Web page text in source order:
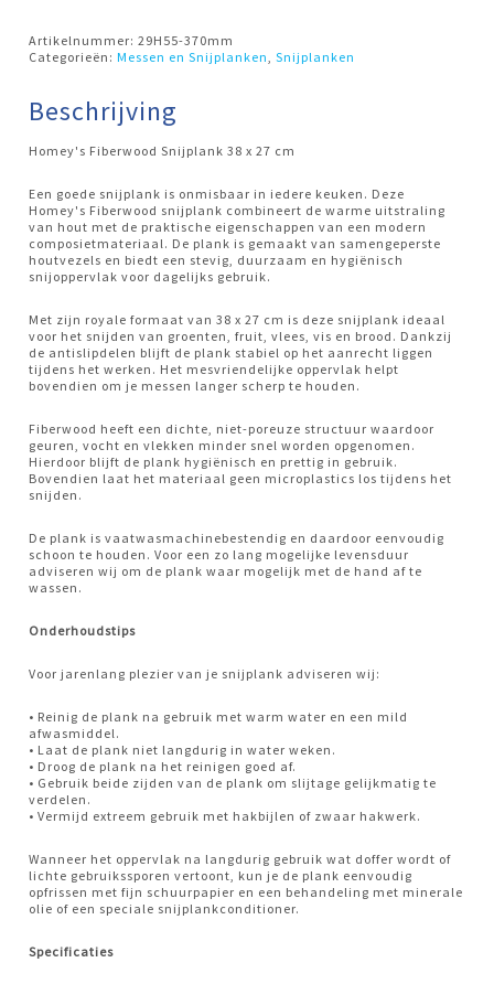
aantal
Artikelnummer:29H55-370mm
Categorieën:Messen en Snijplanken ,Snijplanken
Beschrijving
Homey's Fiberwood Snijplank 38 x 27 cm
Een goede snijplank is onmisbaar in iedere keuken. Deze
Homey's Fiberwood snijplank combineert de warme uitstraling
van hout met de praktische eigenschappen van een modern
composietmateriaal. De plank is gemaakt van samengeperste
houtvezels en biedt een stevig, duurzaam en hygiënisch
snijoppervlak voor dagelijks gebruik.
Met zijn royale formaat van 38 x 27 cm is deze snijplank ideaal
voor het snijden van groenten, fruit, vlees, vis en brood. Dankzij
de antislipdelen blijft de plank stabiel op het aanrecht liggen
tijdens het werken. Het mesvriendelijke oppervlak helpt
bovendien om je messen langer scherp te houden.
Fiberwood heeft een dichte, niet-poreuze structuur waardoor
geuren, vocht en vlekken minder snel worden opgenomen.
Hierdoor blijft de plank hygiënisch en prettig in gebruik.
Bovendien laat het materiaal geen microplastics los tijdens het
snijden.
De plank is vaatwasmachinebestendig en daardoor eenvoudig
schoon te houden. Voor een zo lang mogelijke levensduur
adviseren wij om de plank waar mogelijk met de hand af te
wassen.
Onderhoudstips
Voor jarenlang plezier van je snijplank adviseren wij:
• Reinig de plank na gebruik met warm water en een mild
afwasmiddel.
• Laat de plank niet langdurig in water weken.
• Droog de plank na het reinigen goed af.
• Gebruik beide zijden van de plank om slijtage gelijkmatig te
verdelen.
• Vermijd extreem gebruik met hakbijlen of zwaar hakwerk.
Wanneer het oppervlak na langdurig gebruik wat doffer wordt of
lichte gebruikssporen vertoont, kun je de plank eenvoudig
opfrissen met fijn schuurpapier en een behandeling met minerale
olie of een speciale snijplankconditioner.
Specificaties